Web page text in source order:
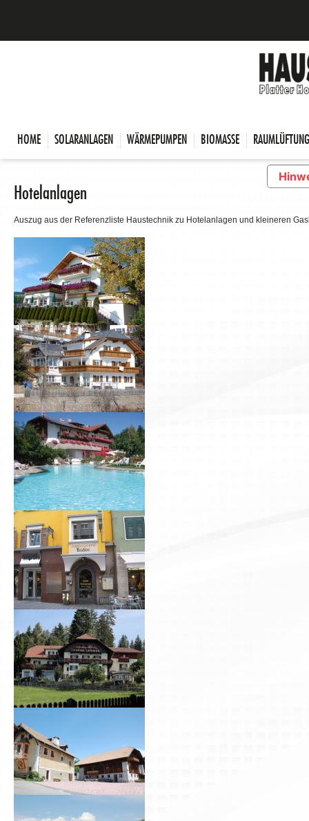
HOME SOLARANLAGEN WÄRMEPUMPEN BIOMASSE RAUMLÜFTUNG
Hotelanlagen
Auszug aus der Referenzliste Haustechnik zu Hotelanlagen und kleineren